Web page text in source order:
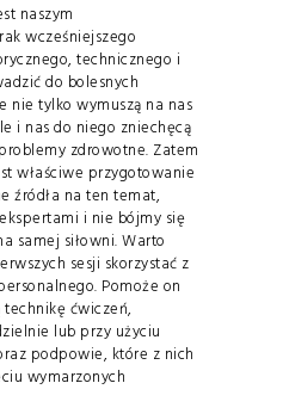
naszym
wcześniejszego
technicznego i
do bolesnych
nie tylko wymuszą na nas
i nas do niego zniechęcą
zdrowotne. Zatem
właściwe przygotowanie
źródła na ten temat,
i nie bójmy się
samej siłowni. Warto
sesji skorzystać z
Pomoże on
ćwiczeń,
lub przy użyciu
podpowie, które z nich
wymarzonych